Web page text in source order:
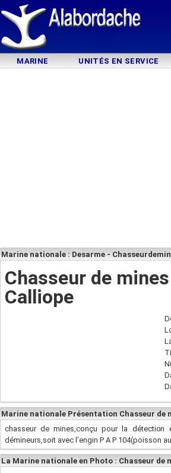
MARINE UNITÉS EN SERVICE
Marine nationale : Desarme -
Chasseur de mines
Calliope
Marine nationale Présentation Chasseur de
chasseur de mines,conçu pour la
démineurs,soit avec l'engin P A P 104(poisson
La Marine nationale en Photo : Chasseur de